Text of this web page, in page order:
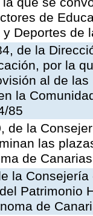
de
Deportes de
de la
por la
al de
la
85
de la
las
de Canarias
la
Patrimonio
de